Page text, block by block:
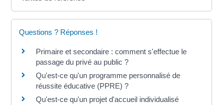
Questions ? Réponses !
Primaire et secondaire : comment s'effectue le
passage du privé au public ?
Qu'est-ce qu'un programme personnalisé de
réussite éducative (PPRE) ?
Qu'est-ce qu'un projet d'accueil individualisé